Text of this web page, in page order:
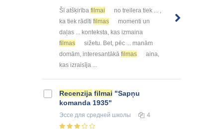
Šī atšķirība filmai
no treilera tiek ... ,
ka tiek rādīti filmas
momenti un
daļas ... konteksta, kas izmaina
filmas
sižetu. Bet, pēc ... manām
domām, interesantākā filmas
aina,
kas izraisīja ...
Recenzija filmai "Sapņu
komanda 1935"
Эссе для средней школы 4